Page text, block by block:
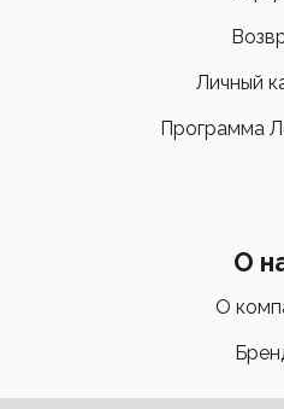
Личный
Программа
О
О